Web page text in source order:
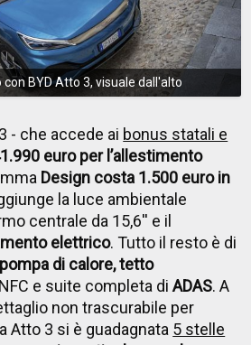
BYD Atto 3, visuale dall'alto
- che accede ai bonus statali e
euro per l’allestimento
Design costa 1.500 euro in
la luce ambientale
centrale da 15,6'' e il
elettrico. Tutto il resto è di
pompa di calore, tetto
e suite completa diADAS. A
non trascurabile per
Atto 3 si è guadagnata 5 stelle